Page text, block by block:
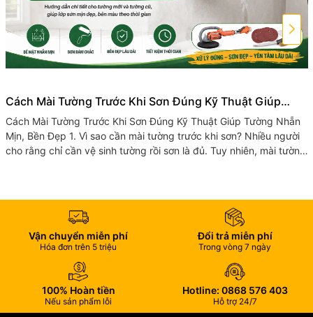
Cách Mài Tường Trước Khi Sơn Đúng Kỹ Thuật Giúp
Tường Nhẵn Mịn, Bền Đẹp
Cách Mài Tường Trước Khi Sơn Đúng Kỹ Thuật Giúp Tường Nhẵn
Mịn, Bền Đẹp 1. Vì sao cần mài tường trước khi sơn? Nhiều người
cho rằng chỉ cần vệ sinh tường rồi sơn là đủ. Tuy nhiên, mài tường
Vận chuyển miễn phí
Hóa đơn trên 5 triệu
Đổi trả miễn phí
Trong vòng 7 ngày
100% Hoàn tiền
Nếu sản phẩm lỗi
Hotline: 0868 576 403
Hỗ trợ 24/7